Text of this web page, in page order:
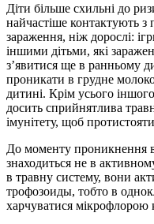
Діти більше схильні до
найчастіше контактують
зараження, ніж дорослі:
іншими дітьми, які
з’явитися ще в ранньому
проникати в грудне
дитині. Крім усього
досить сприйнятлива
імунітету, щоб
До моменту проникнення
знаходиться не в
в травну систему, вони
трофозоиды, тобто в
харчуватися